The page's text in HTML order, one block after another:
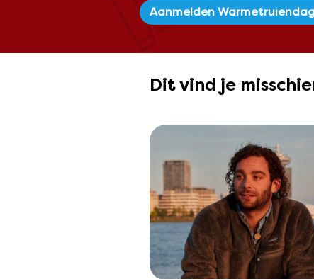
Aanmelden
Dit vind je